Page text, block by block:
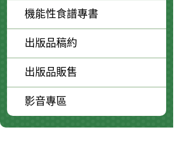
機能性食譜專書
出版品稿約
出版品販售
影音專區